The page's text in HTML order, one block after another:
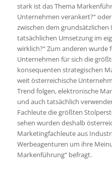
stark ist das Thema
Unternehmen verankert?“
zwischen dem
tatsächlichen Umsetzung im
wirklich?“ Zum anderen wurde
Unternehmen für sich die
konsequenten strategischen
weit österreichische
Trend folgen, elektronische
und auch tatsächlich
Fachleute die größten
sehen wurden deshalb
Marketingfachleute aus
Werbeagenturen um ihre
Markenführung“ befragt.